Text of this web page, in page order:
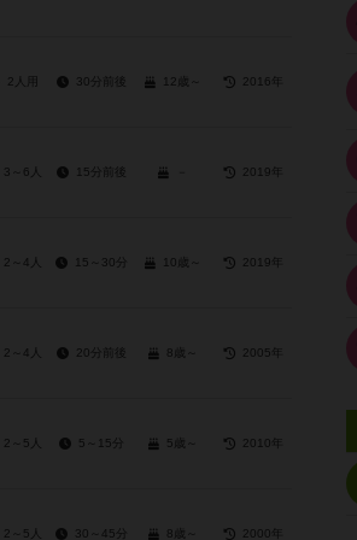
2人用 30分前後 12歳～ 2016年
3～6人 15分前後 2019年
2～4人 15～30分 10歳～ 2019年
2～4人 20分前後 8歳～ 2005年
2～5人 5～15分 5歳～ 2010年
2～5人 30～45分 8歳～ 2000年